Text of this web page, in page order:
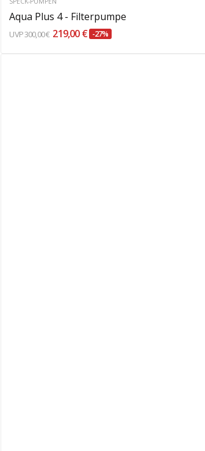
Aqua Plus 4 - Filterpumpe
300,00 € 219,00 € -27%